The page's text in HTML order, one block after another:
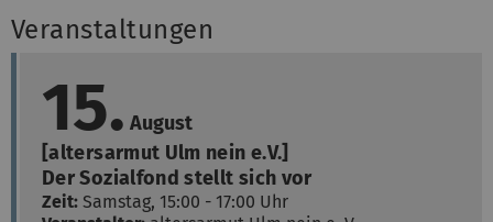
Veranstaltungen
15. August
[altersarmut Ulm nein e.V.]
Der Sozialfond stellt sich vor
Zeit: Samstag, 15:00 - 17:00 Uhr